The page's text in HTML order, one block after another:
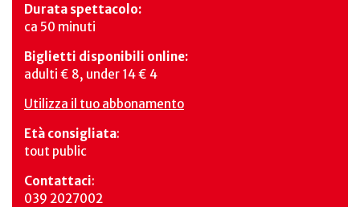
Durata spettacolo:
ca 50 minuti
Biglietti disponibili online:
adulti € 8, under 14 € 4
Utilizza il tuo abbonamento
Età consigliata:
tout public
Contattaci:
039 2027002